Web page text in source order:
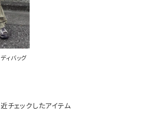
ィバッグ
チェックしたアイテム